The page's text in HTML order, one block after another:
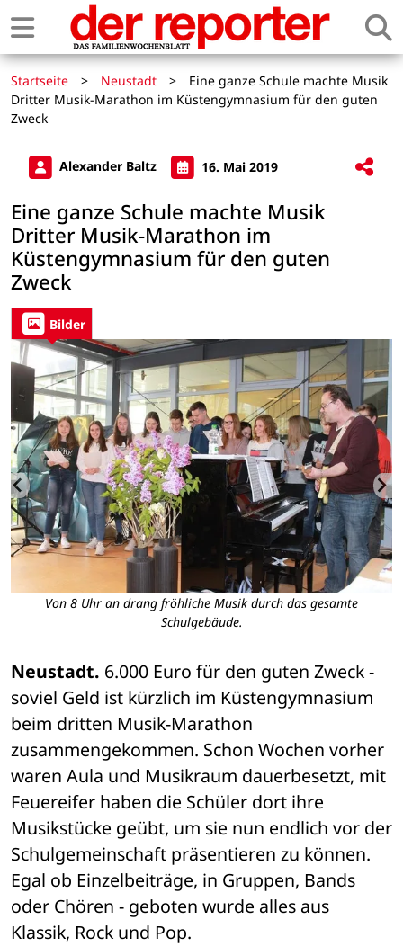
Startseite > Neustadt >
Eine ganze Schule machte Musik
Dritter Musik-Marathon im Küstengymnasium für den guten
Zweck
Alexander Baltz 16. Mai 2019
Eine ganze Schule machte Musik
Dritter Musik-Marathon im
Küstengymnasium für den guten
Zweck
Bilder
Von 8 Uhr an drang fröhliche Musik durch das gesamte
Schulgebäude.
Neustadt. 6.000 Euro für den guten Zweck -
soviel Geld ist kürzlich im Küstengymnasium
beim dritten Musik-Marathon
zusammengekommen. Schon Wochen vorher
waren Aula und Musikraum dauerbesetzt, mit
Feuereifer haben die Schüler dort ihre
Musikstücke geübt, um sie nun endlich vor der
Schulgemeinschaft präsentieren zu können.
Egal ob Einzelbeiträge, in Gruppen, Bands
oder Chören - geboten wurde alles aus
Klassik, Rock und Pop.